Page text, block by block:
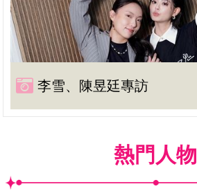
李雪、陳昱廷專訪
熱門人物